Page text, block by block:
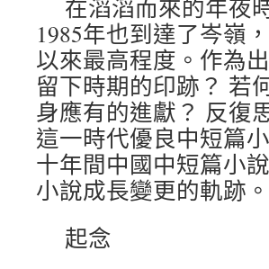
在滔滔而來的年夜
1985年也到達了岑嶺
以來最高程度。作為
留下時期的印跡？ 若
身應有的進獻？ 反復
這一時代優良中短篇
十年間中國中短篇小
小說成長變更的軌跡。
起念